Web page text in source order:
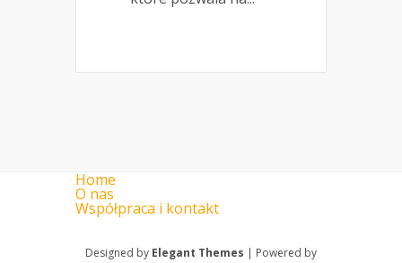
Home
O nas
Współpraca i kontakt
Designed by Elegant Themes | Powered by